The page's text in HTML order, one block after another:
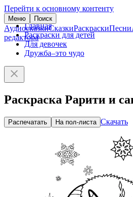
Перейти к основному контенту
Меню Поиск
АудиосказкиСказкиРаскраскиПесни
редактора
Главная
Раскраски для детей
Для девочек
Дружба–это чудо
Раскраска Рарити и
Распечатать На пол-листа Скачать